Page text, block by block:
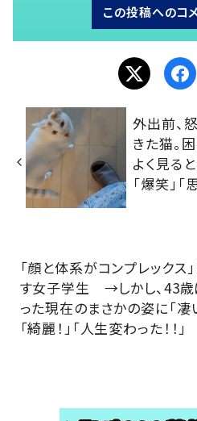
この投稿へのコ
外出前、
きた猫。
よく見る
「爆笑」
「顔と体系がコンプレックス
す女子学生 →しかし、43歳
った現在のまさかの姿に「凄
「綺麗！」「人生変わった！！」